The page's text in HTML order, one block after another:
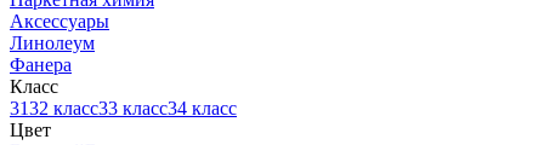
Аксессуары
Линолеум
Фанера
Класс
3132 класс33 класс34 класс
Цвет